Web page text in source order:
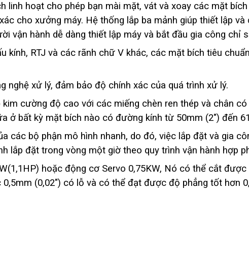
linh hoạt cho phép bạn mài mặt, vát và xoay các mặt
cho xưởng máy. Hệ thống lắp ba mảnh giúp thiết lập và
vận hành dễ dàng thiết lập máy và bắt đầu gia công chỉ
kính, RTJ và các rãnh chữ V khác, các mặt bích tiêu
xử lý, đảm bảo độ chính xác của quá trình xử lý.
cường độ cao với các miếng chèn ren thép và chân
ở bất kỳ mặt bích nào có đường kính từ 50mm (2″) đến
các bộ phận mô hình nhanh, do đó, việc lắp đặt và gia
lắp đặt trong vòng một giờ theo quy trình vận hành hợp
hoặc động cơ Servo 0,75KW, Nó có thể cắt
(0,02″) có lỗ và có thể đạt được độ phẳng tốt hơn